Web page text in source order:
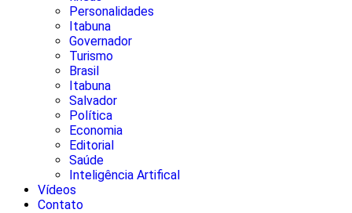
Personalidades
Itabuna
Governador
Turismo
Brasil
Itabuna
Salvador
Política
Economia
Editorial
Saúde
Inteligência Artifical
Vídeos
Contato